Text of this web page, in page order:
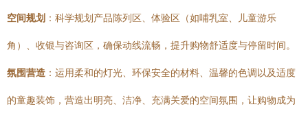
空间规划 ：科学规划产品陈列区、体验区（如哺乳室、儿童游乐
角）、收银与咨询区，确保动线流畅，提升购物舒适度与停留时间。
氛围营造 ：运用柔和的灯光、环保安全的材料、温馨的色调以及适度
的童趣装饰，营造出明亮、洁净、充满关爱的空间氛围，让购物成为